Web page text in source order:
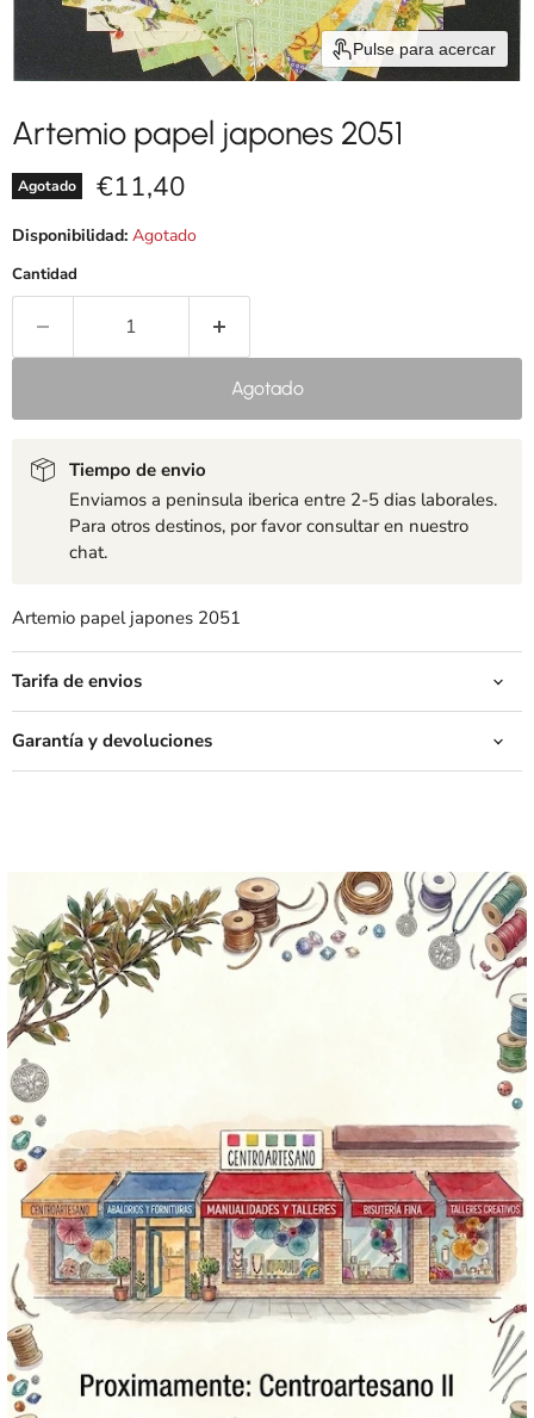
Pulse para acercar
Artemio papel japones 2051
Agotado Precio actual
€11,40
Disponibilidad: Agotado
Cantidad
Agotado
Tiempo de envio
Enviamos a peninsula iberica entre 2-5 dias laborales.
Para otros destinos, por favor consultar en nuestro
chat.
Artemio papel japones 2051
Tarifa de envios
Garantía y devoluciones